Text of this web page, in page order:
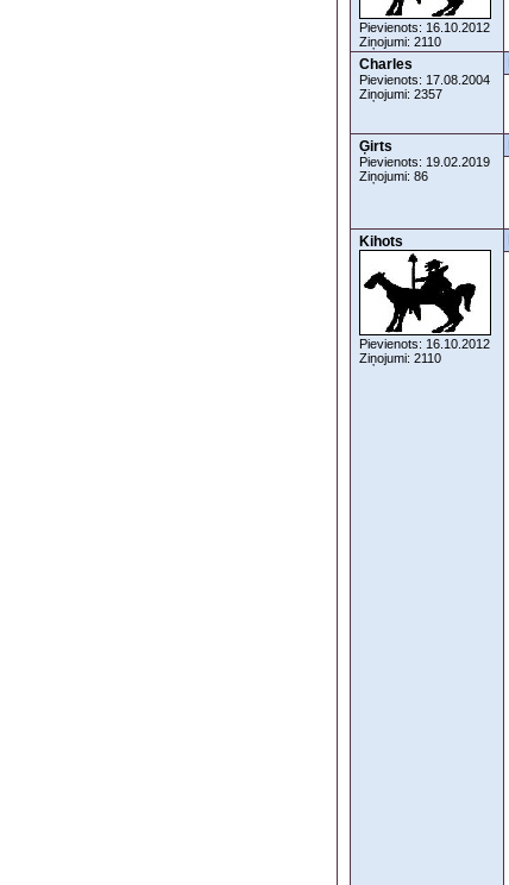
Pievienots: 16.10.2012
Ziņojumi: 2110
Charles
Pievienots: 17.08.2004
Ziņojumi: 2357
Ģirts
Pievienots: 19.02.2019
Ziņojumi: 86
Kihots
Pievienots: 16.10.2012
Ziņojumi: 2110